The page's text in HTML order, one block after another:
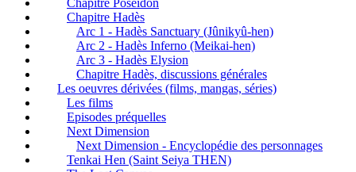
Chapitre Hadès
Arc 1 - Hadès Sanctuary (Jûnikyû-hen)
Arc 2 - Hadès Inferno (Meikai-hen)
Arc 3 - Hadès Elysion
Chapitre Hadès, discussions générales
Les oeuvres dérivées (films, mangas, séries)
Les films
Episodes préquelles
Next Dimension
Next Dimension - Encyclopédie des personnages
Tenkai Hen (Saint Seiya THEN)